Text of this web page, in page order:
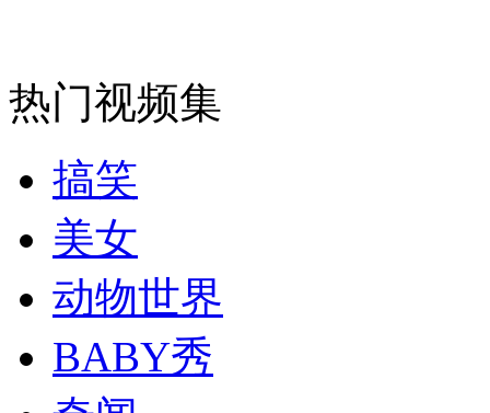
纽约上演“枕头大战”
司机酒驾遇交警 急速倒车逃窜
热门视频集
搞笑
美女
动物世界
BABY秀